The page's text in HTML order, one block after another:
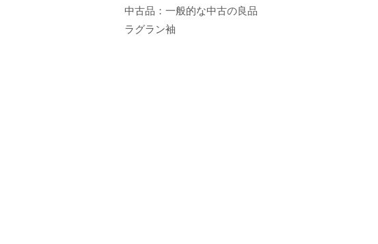
中古品：一般的な中古の良品
ラグラン袖